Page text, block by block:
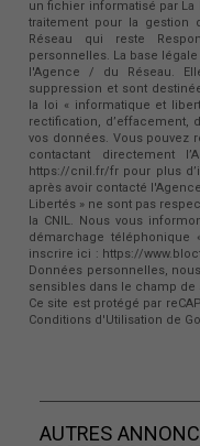
un fichier informatisé par La
traitement pour la gestion
Réseau qui reste
personnelles. La base
l'Agence / du Réseau.
suppression et sont
la loi « informatique et
rectification, d’effacement,
vos données. Vous pouvez
contactant directement
https://cnil.fr/fr pour plus
après avoir contacté
Libertés » ne sont pas
la CNIL. Nous vous
démarchage
inscrire ici : https://
Données personnelles,
sensibles dans le champ de
Ce site est protégé par
Conditions d'Utilisation de
AUTRES